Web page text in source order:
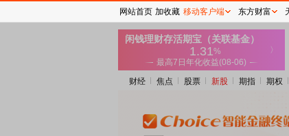
财经 焦点 股票 新股 期指 期权
网站首页 加收藏 移动客户端 东方财富